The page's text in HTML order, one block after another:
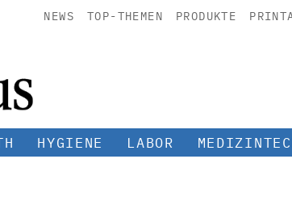
NEWS TOP-THEMEN PRODUKTE
HYGIENE LABOR